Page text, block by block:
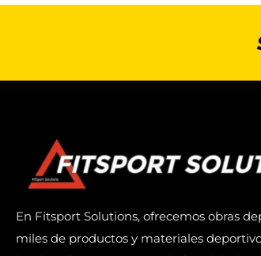
En Fitsport Solutions, ofrecemos obras
miles de productos y materiales